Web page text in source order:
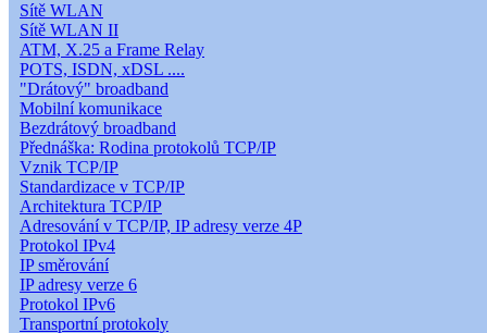
Sítě WLAN
Sítě WLAN II
ATM, X.25 a Frame Relay
POTS, ISDN, xDSL ....
"Drátový" broadband
Mobilní komunikace
Bezdrátový broadband
Přednáška: Rodina protokolů TCP/IP
Vznik TCP/IP
Standardizace v TCP/IP
Architektura TCP/IP
Adresování v TCP/IP, IP adresy verze 4P
Protokol IPv4
IP směrování
IP adresy verze 6
Protokol IPv6
Transportní protokoly